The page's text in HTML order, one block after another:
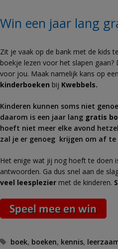
Win een jaar lang
Zit je vaak op de bank met de kids
boekje lezen voor het slapen
voor jou. Maak namelijk kans op een
kinderboeken bij Kwebbels.
Kinderen kunnen soms niet
daarom is een jaar lang gratis
hoeft niet meer elke avond
zal je er genoeg krijgen om af te
Het enige wat jij nog hoeft te doen
antwoorden. Ga dus snel aan de
veel leesplezier met de kinderen.
Tags
boek, boeken, kennis,